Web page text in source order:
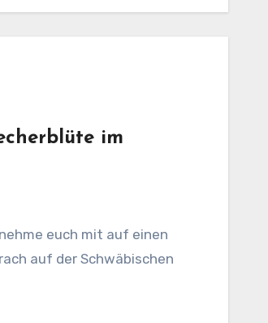
im
euch mit auf einen
auf der Schwäbischen